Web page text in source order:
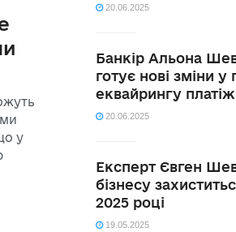
у
20.06.2025
Банкір Альона
готує нові зміни у
еквайрингу
20.06.2025
Експерт Євген
бізнесу
2025 році
19.05.2025